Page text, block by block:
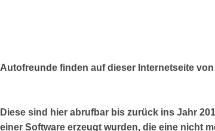
Autofreunde finden auf dieser Internetseite
Diese sind hier abrufbar bis zurück ins Jahr
einer Software erzeugt wurden, die eine nicht